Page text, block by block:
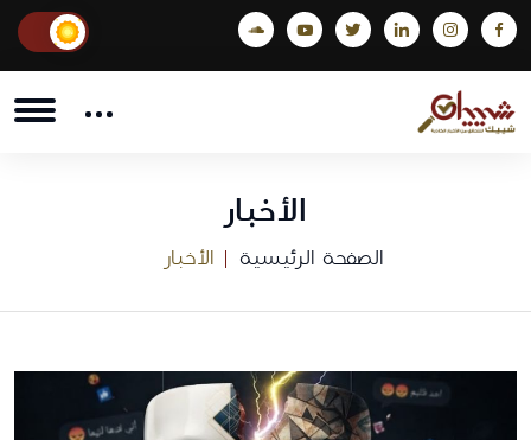
الأخبار
الصفحة الرئيسية الأخبار